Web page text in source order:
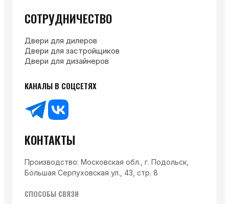
СОТРУДНИЧЕСТВО
Двери для дилеров
Двери для застройщиков
Двери для дизайнеров
КАНАЛЫ В СОЦСЕТЯХ
КОНТАКТЫ
Производство: Московская обл., г. Подольск,
Большая Серпуховская ул., 43, стр. 8
СПОСОБЫ СВЯЗИ